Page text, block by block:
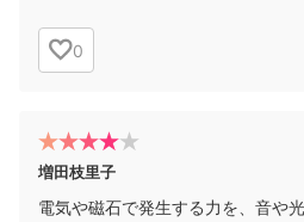
0
増田枝里子
電気や磁石で発生する力を、音や